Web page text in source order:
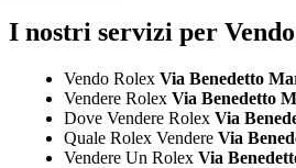
I nostri servizi per
Vendo Rolex Via Benedetto
Vendere Rolex Via Benedetto
Dove Vendere Rolex Via
Quale Rolex Vendere Via
Vendere Un Rolex Via